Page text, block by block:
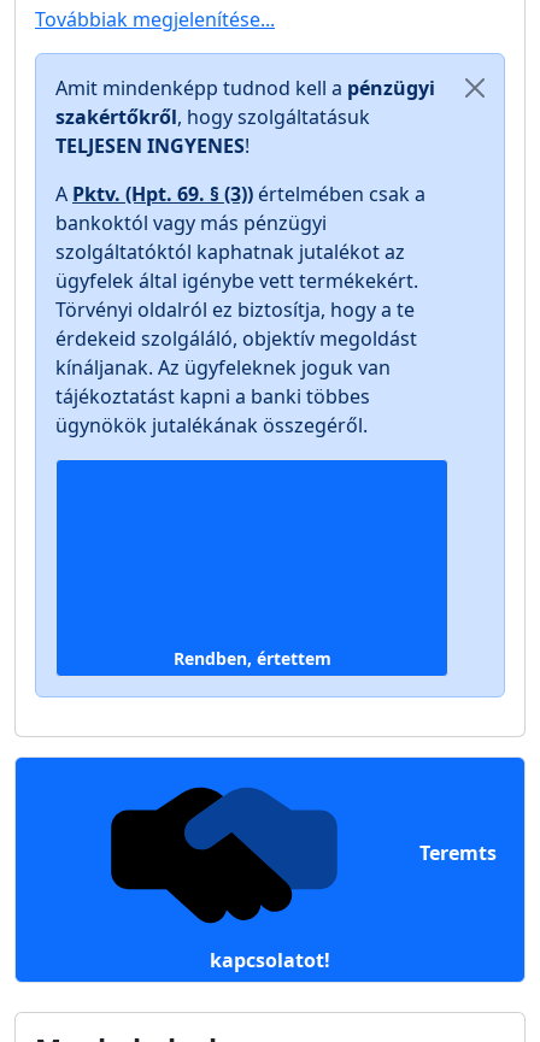
Továbbiak megjelenítése...
Amit mindenképp tudnod kell a pénzügyi
szakértőkről, hogy szolgáltatásuk
TELJESEN INGYENES!
A Pktv. (Hpt. 69. § (3)) értelmében csak a
bankoktól vagy más pénzügyi
szolgáltatóktól kaphatnak jutalékot az
ügyfelek által igénybe vett termékekért.
Törvényi oldalról ez biztosítja, hogy a te
érdekeid szolgáláló, objektív megoldást
kínáljanak. Az ügyfeleknek joguk van
tájékoztatást kapni a banki többes
ügynökök jutalékának összegéről.
Rendben, értettem
Teremts
kapcsolatot!